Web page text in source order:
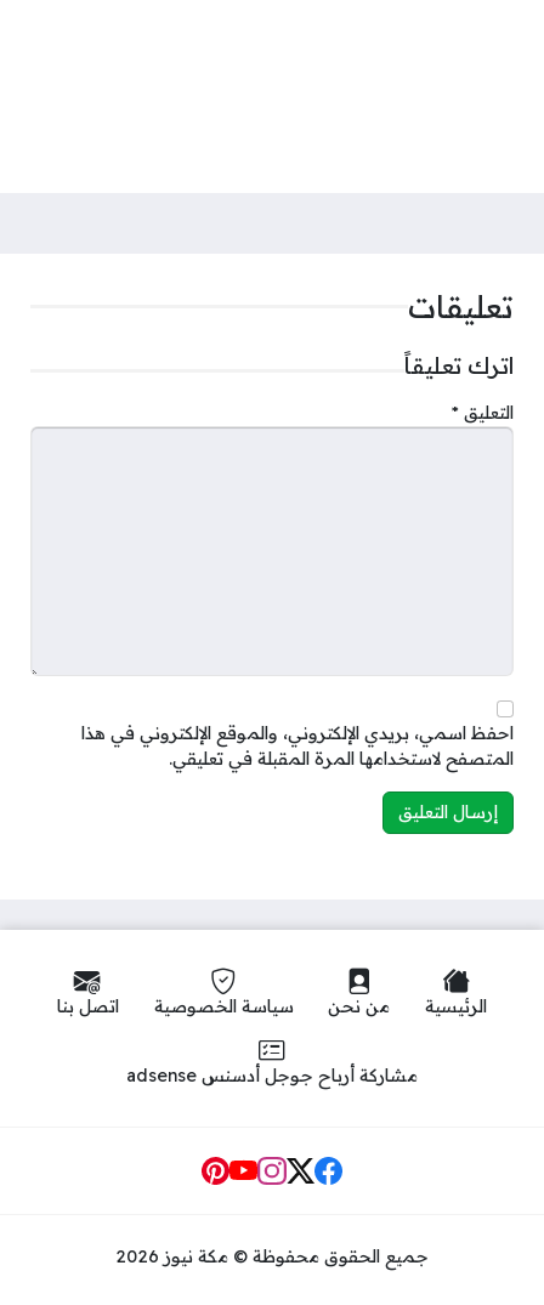
تعليقات
اترك تعليقاً
التعليق *
احفظ اسمي، بريدي الإلكتروني، والموقع الإلكتروني في هذا
المتصفح لاستخدامها المرة المقبلة في تعليقي.
الرئيسية من نحن سياسة الخصوصية اتصل بنا
مشاركة أرباح جوجل أدسنس adsense
Social Links
جميع الحقوق محفوظة © مكة نيوز 2026